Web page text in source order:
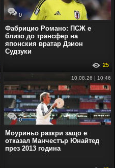
0
Фабрицио Романо: ПСЖ е
близо до трансфер на
японския вратар Дзион
Судзуки
25
0
10.08.26 | 10:46
Моуриньо разкри защо е
отказал Манчестър Юнайтед
през 2013 година